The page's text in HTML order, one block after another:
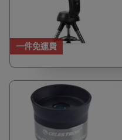
一件免運費